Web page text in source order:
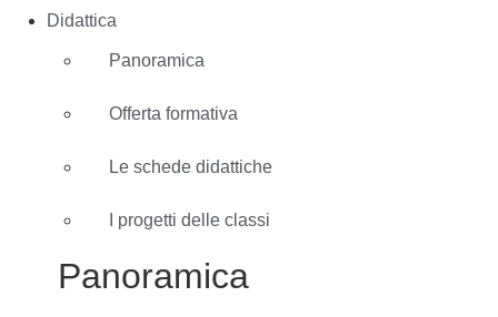
Didattica
Panoramica
Offerta formativa
Le schede didattiche
I progetti delle classi
Panoramica